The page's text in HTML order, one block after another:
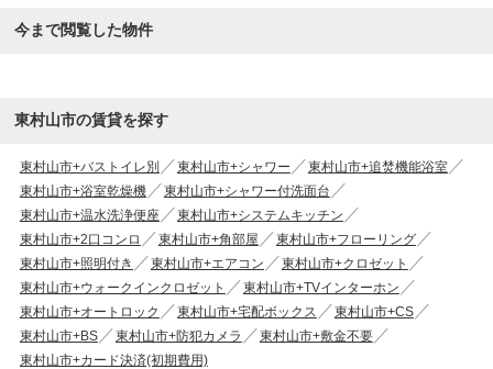
今まで閲覧した物件
東村山市の賃貸を探す
東村山市+バストイレ別 東村山市+シャワー
東村山市+追焚機能浴室
東村山市+浴室乾燥機
東村山市+シャワー付洗面台
東村山市+温水洗浄便座
東村山市+システムキッチン
東村山市+2口コンロ
東村山市+角部屋
東村山市+フローリング
東村山市+照明付き
東村山市+エアコン
東村山市+クロゼット
東村山市+ウォークインクロゼット
東村山市+TVインターホン
東村山市+オートロック
東村山市+宅配ボックス
東村山市+CS
東村山市+BS
東村山市+防犯カメラ
東村山市+敷金不要
東村山市+カード決済(初期費用)